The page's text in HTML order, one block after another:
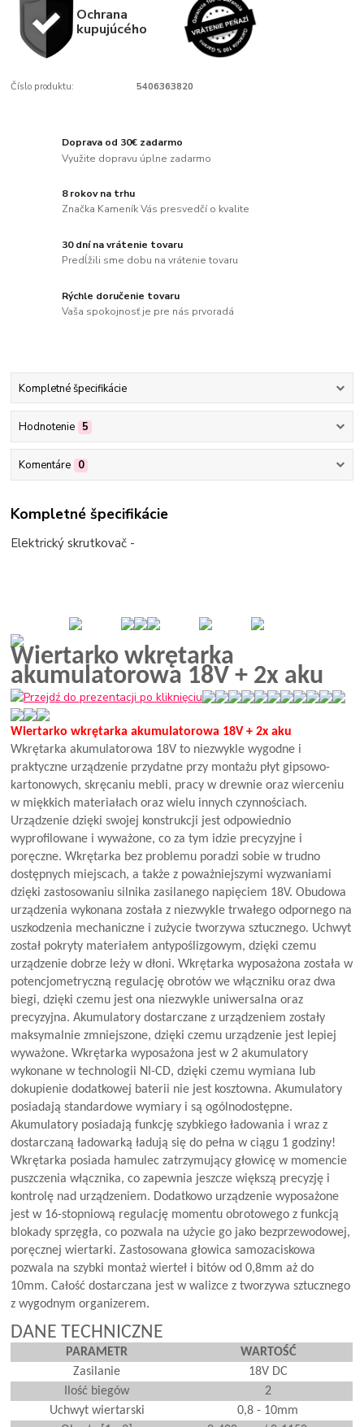
Ochrana
kupujúcého
Číslo produktu: 5406363820
Doprava od 30€ zadarmo
Využite dopravu úplne zadarmo
8 rokov na trhu
Značka Kameník Vás presvedčí o kvalite
30 dní na vrátenie tovaru
Predĺžili sme dobu na vrátenie tovaru
Rýchle doručenie tovaru
Vaša spokojnosť je pre nás prvoradá
Kompletné špecifikácie
Hodnotenie 5
Komentáre 0
Kompletné špecifikácie
Elektrický skrutkovač -
Wiertarko wkrętarka
akumulatorowa 18V + 2x aku
Wiertarko wkrętarka akumulatorowa 18V + 2x aku
Wkrętarka akumulatorowa 18V to niezwykle wygodne i
praktyczne urządzenie przydatne przy montażu płyt gipsowo-
kartonowych, skręcaniu mebli, pracy w drewnie oraz wierceniu
w miękkich materiałach oraz wielu innych czynnościach.
Urządzenie dzięki swojej konstrukcji jest odpowiednio
wyprofilowane i wyważone, co za tym idzie precyzyjne i
poręczne. Wkrętarka bez problemu poradzi sobie w trudno
dostępnych miejscach, a także z poważniejszymi wyzwaniami
dzięki zastosowaniu silnika zasilanego napięciem 18V. Obudowa
urządzenia wykonana została z niezwykle trwałego odpornego na
uszkodzenia mechaniczne i zużycie tworzywa sztucznego. Uchwyt
został pokryty materiałem antypoślizgowym, dzięki czemu
urządzenie dobrze leży w dłoni. Wkrętarka wyposażona została w
potencjometryczną regulację obrotów we włączniku oraz dwa
biegi, dzięki czemu jest ona niezwykle uniwersalna oraz
precyzyjna. Akumulatory dostarczane z urządzeniem zostały
maksymalnie zmniejszone, dzięki czemu urządzenie jest lepiej
wyważone. Wkrętarka wyposażona jest w 2 akumulatory
wykonane w technologii NI-CD, dzięki czemu wymiana lub
dokupienie dodatkowej baterii nie jest kosztowna. Akumulatory
posiadają standardowe wymiary i są ogólnodostępne.
Akumulatory posiadają funkcję szybkiego ładowania i wraz z
dostarczaną ładowarką ładują się do pełna w ciągu 1 godziny!
Wkrętarka posiada hamulec zatrzymujący głowicę w momencie
puszczenia włącznika, co zapewnia jeszcze większą precyzję i
kontrolę nad urządzeniem. Dodatkowo urządzenie wyposażone
jest w 16-stopniową regulację momentu obrotowego z funkcją
blokady sprzęgła, co pozwala na użycie go jako bezprzewodowej,
poręcznej wiertarki. Zastosowana głowica samozaciskowa
pozwala na szybki montaż wierteł i bitów od 0,8mm aż do
10mm. Całość dostarczana jest w walizce z tworzywa sztucznego
z wygodnym organizerem.
DANE TECHNICZNE
PARAMETR
WARTOŚĆ
Zasilanie
18V DC
Ilość biegów
2
Uchwyt wiertarski
0,8 - 10mm